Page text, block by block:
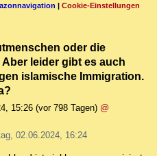
| Cookie-Einstellungen
oder die
leider gibt es auch
islamische Immigration.
15:26 (vor 798 Tagen) @
02.06.2024, 16:24